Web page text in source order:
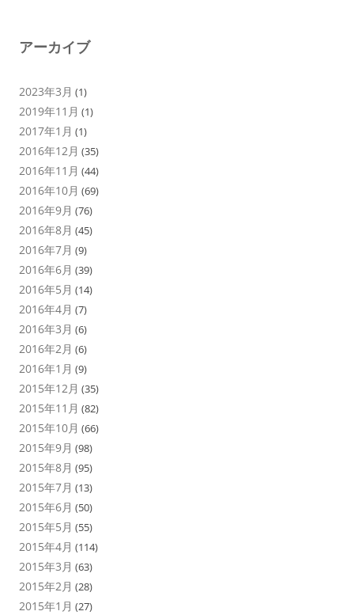
アーカイブ
2023年3月 (1)
2019年11月 (1)
2017年1月 (1)
2016年12月 (35)
2016年11月 (44)
2016年10月 (69)
2016年9月 (76)
2016年8月 (45)
2016年7月 (9)
2016年6月 (39)
2016年5月 (14)
2016年4月 (7)
2016年3月 (6)
2016年2月 (6)
2016年1月 (9)
2015年12月 (35)
2015年11月 (82)
2015年10月 (66)
2015年9月 (98)
2015年8月 (95)
2015年7月 (13)
2015年6月 (50)
2015年5月 (55)
2015年4月 (114)
2015年3月 (63)
2015年2月 (28)
2015年1月 (27)